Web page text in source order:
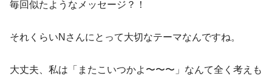
毎回似たようなメッセージ？！
それくらいNさんにとって大切なテーマなんですね。
大丈夫、私は「またこいつかよ〜〜〜」なんて全く考えも